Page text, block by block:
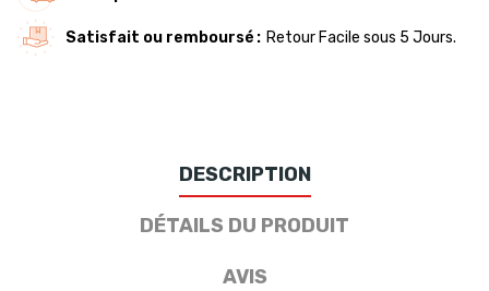
Satisfait ou remboursé Retour Facile sous 5 Jours.
DESCRIPTION
DÉTAILS DU PRODUIT
AVIS